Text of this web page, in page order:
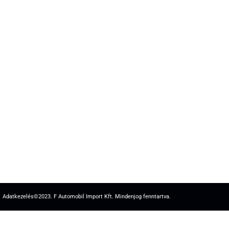
Adatkezelés©2023. F Automobil Import Kft. Mindenjog fenntartva.